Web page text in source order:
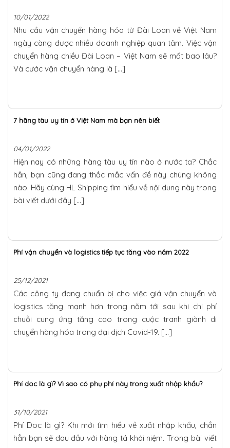
10/01/2022
Nhu cầu vận chuyển hàng hóa từ Đài Loan về Việt Nam
ngày càng được nhiều doanh nghiệp quan tâm. Việc vận
chuyển hàng chiều Đài Loan – Việt Nam sẽ mất bao lâu?
Và cước vận chuyển hàng là […]
7 hãng tàu uy tín ở Việt Nam mà bạn nên biết
04/01/2022
Hiện nay có những hàng tàu uy tín nào ở nước ta? Chắc
hẳn, bạn cũng đang thắc mắc vấn đề này chúng không
nào. Hãy cùng HL Shipping tìm hiểu về nội dung này trong
bài viết dưới đây […]
Phí vận chuyển và logistics tiếp tục tăng vào năm 2022
25/12/2021
Các công ty đang chuẩn bị cho việc giá vận chuyển và
logistics tăng mạnh hơn trong năm tới sau khi chi phí
chuỗi cung ứng tăng cao trong cuộc tranh giành di
chuyển hàng hóa trong đại dịch Covid-19. […]
Phí doc là gì? Vì sao có phụ phí này trong xuất nhập khẩu?
31/10/2021
Phí Doc là gì? Khi mới tìm hiểu về xuất nhập khẩu, chắn
hẳn bạn sẽ đau đầu với hàng tá khái niệm. Trong bài viết